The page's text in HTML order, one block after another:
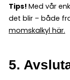
Tips! Med vår
det blir – både
momskalkyl här.
5.